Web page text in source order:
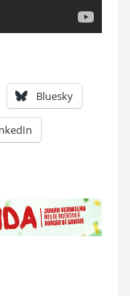
Bluesky